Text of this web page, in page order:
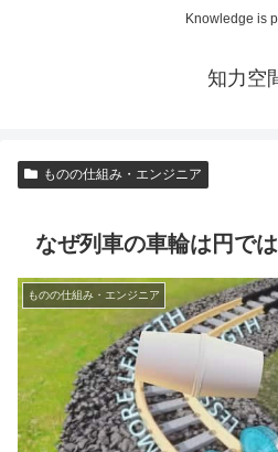
Knowledge is
知力空
ものの仕組み・エンジニア
なぜ列車の車輪は円で
ものの仕組み・エンジニア